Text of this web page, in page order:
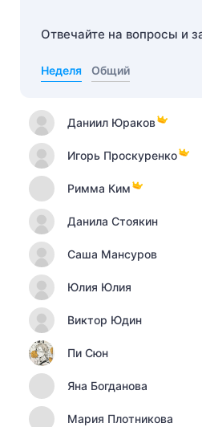
Отвечайте на вопросы и
Неделя Общий
Даниил Юраков
Игорь Проскуренко
Римма Ким
Данила Стоякин
Саша Мансуров
Юлия Юлия
Виктор Юдин
Пи Сюн
Яна Богданова
Мария Плотникова